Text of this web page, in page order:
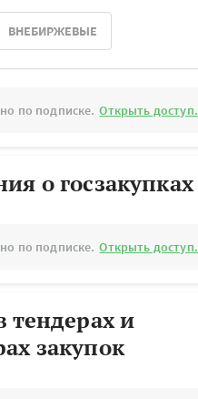
ВНЕБИРЖЕВЫЕ
по подписке. Открыть доступ.
о госзакупках
по подписке. Открыть доступ.
тендерах и
закупок